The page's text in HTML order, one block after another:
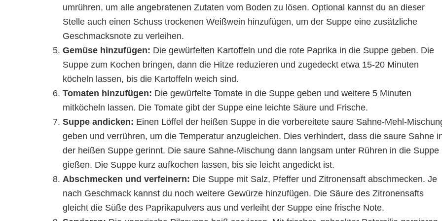
umrühren, um alle angebratenen Zutaten vom Boden zu lösen. Optional kannst du an dieser
Stelle auch einen Schuss trockenen Weißwein hinzufügen, um der Suppe eine zusätzliche
Geschmacksnote zu verleihen.
Gemüse hinzufügen: Die gewürfelten Kartoffeln und die rote Paprika in die Suppe geben. Die
Suppe zum Kochen bringen, dann die Hitze reduzieren und zugedeckt etwa 15-20 Minuten
köcheln lassen, bis die Kartoffeln weich sind.
Tomaten hinzufügen: Die gewürfelte Tomate in die Suppe geben und weitere 5 Minuten
mitköcheln lassen. Die Tomate gibt der Suppe eine leichte Säure und Frische.
Suppe andicken: Einen Löffel der heißen Suppe in die vorbereitete saure Sahne-Mehl-
geben und verrühren, um die Temperatur anzugleichen. Dies verhindert, dass die saure Sahne
der heißen Suppe gerinnt. Die saure Sahne-Mischung dann langsam unter Rühren in die Suppe
gießen. Die Suppe kurz aufkochen lassen, bis sie leicht angedickt ist.
Abschmecken und verfeinern: Die Suppe mit Salz, Pfeffer und Zitronensaft abschmecken. Je
nach Geschmack kannst du noch weitere Gewürze hinzufügen. Die Säure des Zitronensafts
gleicht die Süße des Paprikapulvers aus und verleiht der Suppe eine frische Note.